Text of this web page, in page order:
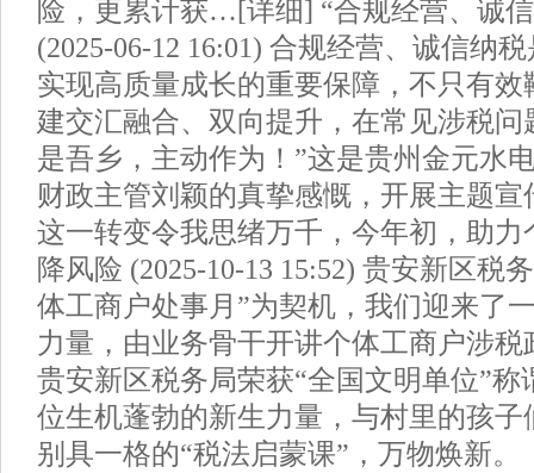
险，更累计获…[详细] “合规经营、诚
(2025-06-12 16:01) 合规经营、诚信纳
实现高质量成长的重要保障，不只有
建交汇融合、双向提升，在常见涉税
是吾乡，主动作为！”这是贵州金元水
财政主管刘颖的真挚感慨，开展主题宣
这一转变令我思绪万千，今年初，助力
降风险 (2025-10-13 15:52) 贵安新区税
体工商户处事月”为契机，我们迎来了
力量，由业务骨干开讲个体工商户涉
贵安新区税务局荣获“全国文明单位”称
位生机蓬勃的新生力量，与村里的孩子
别具一格的“税法启蒙课”，万物焕新。